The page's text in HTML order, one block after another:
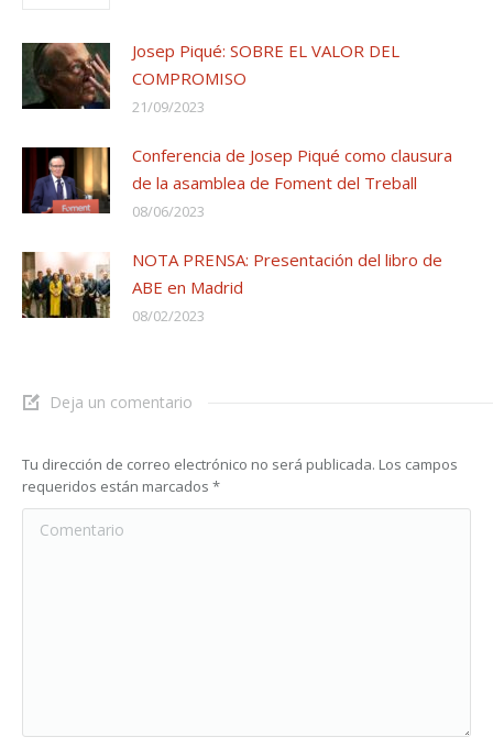
Josep Piqué: SOBRE EL VALOR DEL
COMPROMISO
21/09/2023
Conferencia de Josep Piqué como clausura
de la asamblea de Foment del Treball
08/06/2023
NOTA PRENSA: Presentación del libro de
ABE en Madrid
08/02/2023
Deja un comentario
Tu dirección de correo electrónico no será publicada. Los campos
requeridos están marcados *
Comentario